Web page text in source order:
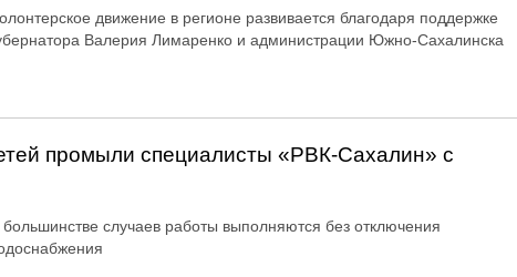
движение в регионе развивается благодаря поддержке
Валерия Лимаренко и администрации Южно-Сахалинска
промыли специалисты «РВК‑Сахалин» с
большинстве случаев работы выполняются без отключения